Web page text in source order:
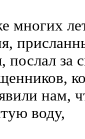
послал за
нам,
воду,